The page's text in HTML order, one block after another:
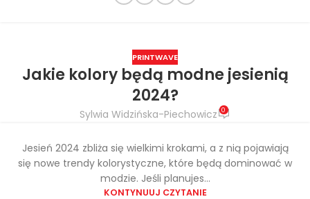
PRINTWAVE
Jakie kolory będą modne jesienią
2024?
Sylwia Widzińska-Piechowicz 0
Jesień 2024 zbliża się wielkimi krokami, a z nią pojawiają
się nowe trendy kolorystyczne, które będą dominować w
modzie. Jeśli planujes...
KONTYNUUJ CZYTANIE